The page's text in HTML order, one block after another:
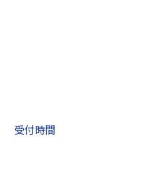
受付時間